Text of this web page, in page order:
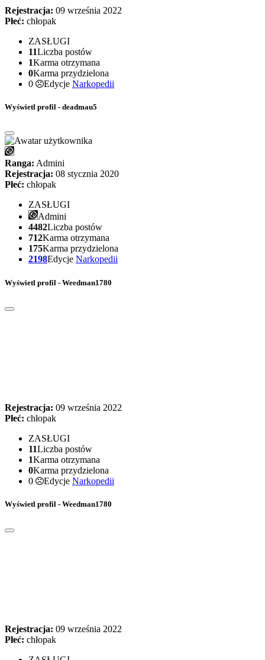
Rejestracja: 09 września 2022
Płeć: chłopak
ZASŁUGI
11Liczba postów
1Karma otrzymana
0Karma przydzielona
0
Edycje Narkopedii
Wyświetl profil - deadmau5
Ranga: Admini
Rejestracja: 08 stycznia 2020
Płeć: chłopak
ZASŁUGI
Admini
4482Liczba postów
712Karma otrzymana
175Karma przydzielona
2198Edycje Narkopedii
Wyświetl profil - Weedman1780
Rejestracja: 09 września 2022
Płeć: chłopak
ZASŁUGI
11Liczba postów
1Karma otrzymana
0Karma przydzielona
0
Edycje Narkopedii
Wyświetl profil - Weedman1780
Rejestracja: 09 września 2022
Płeć: chłopak